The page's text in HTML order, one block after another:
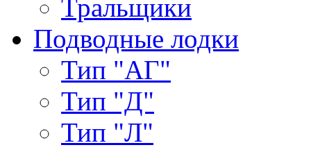
Тральщики
Подводные лодки
Тип "АГ"
Тип "Д"
Тип "Л"